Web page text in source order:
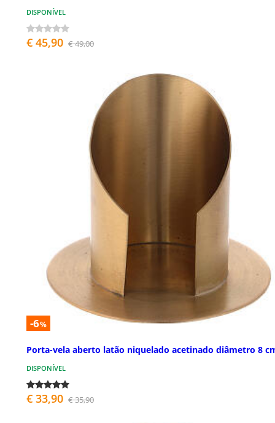
DISPONÍVEL
€ 45,90 € 49,00
-6%
Porta-vela aberto latão niquelado acetinado diâmetro 8
DISPONÍVEL
€ 33,90 € 35,90